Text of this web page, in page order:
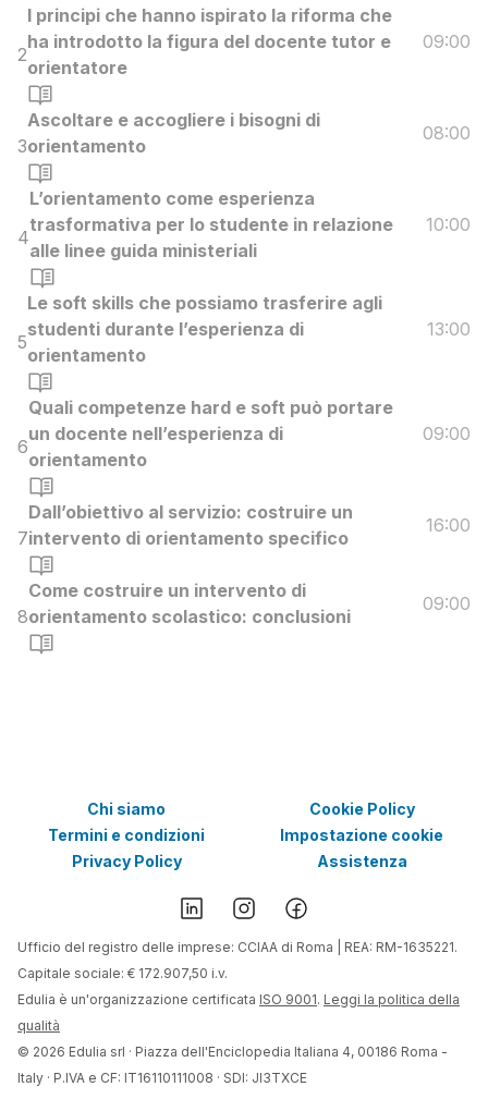
2
I principi che hanno ispirato la riforma che
ha introdotto la figura del docente tutor e
orientatore
09:00
3
Ascoltare e accogliere i bisogni di
orientamento
08:00
4
L’orientamento come esperienza
trasformativa per lo studente in relazione
alle linee guida ministeriali
10:00
5
Le soft skills che possiamo trasferire agli
studenti durante l’esperienza di
orientamento
13:00
6
Quali competenze hard e soft può portare
un docente nell’esperienza di
orientamento
09:00
7
Dall’obiettivo al servizio: costruire un
intervento di orientamento specifico
16:00
8
Come costruire un intervento di
orientamento scolastico: conclusioni
09:00
Chi siamo
Termini e condizioni
Privacy Policy
Cookie Policy
Impostazione cookie
Assistenza
Ufficio del registro delle imprese: CCIAA di Roma | REA: RM-1635221.
Capitale sociale: € 172.907,50 i.v.
Edulia è un'organizzazione certificata ISO 9001. Leggi la politica della
qualità
© 2026 Edulia srl · Piazza dell'Enciclopedia Italiana 4, 00186 Roma -
Italy · P.IVA e CF: IT16110111008 · SDI: JI3TXCE